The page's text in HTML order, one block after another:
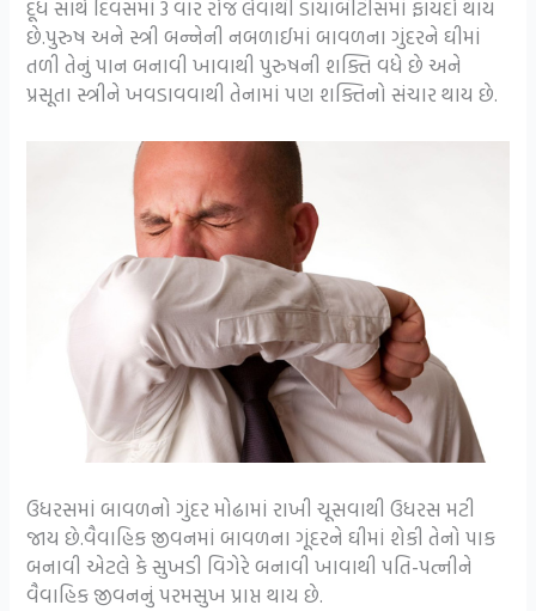
દૂધ સાથે દિવસમાં 3 વાર રોજ લેવાથી ડાયાબીટીસમાં ફાયદો થાય
છે.પુરુષ અને સ્ત્રી બન્નેની નબળાઈમાં બાવળના ગુંદરને ઘીમાં
તળી તેનું પાન બનાવી ખાવાથી પુરુષની શક્તિ વધે છે અને
પ્રસૂતા સ્ત્રીને ખવડાવવાથી તેનામાં પણ શક્તિનો સંચાર થાય છે.
ઉધરસમાં બાવળનો ગુંદર મોઢામાં રાખી ચૂસવાથી ઉધરસ મટી
જાય છે.વૈવાહિક જીવનમાં બાવળના ગૂંદરને ઘીમાં શેકી તેનો પાક
બનાવી એટલે કે સુખડી વિગેરે બનાવી ખાવાથી પતિ-પત્નીને
વૈવાહિક જીવનનું પરમસુખ પ્રાપ્ત થાય છે.